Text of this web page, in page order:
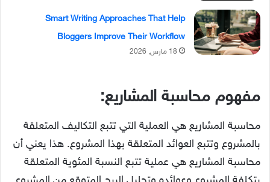
Smart Writing Approaches That Help
Bloggers Improve Their Workflow
18 مارس, 2026
مفهوم محاسبة المشاريع:
محاسبة المشاريع هي العملية التي تتبع التكاليف المتعلقة
بالمشروع وتتبع العوائد المتعلقة بهذا المشروع. هذا يعني أن
محاسبة المشاريع هي عملية تتبع النسبة المئوية المتعلقة